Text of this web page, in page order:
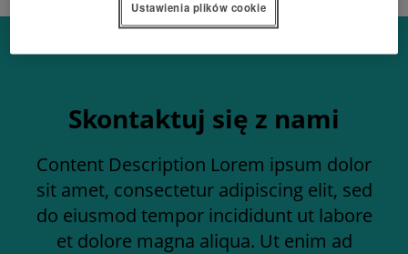
Skontaktuj się z nami
Content Description Lorem ipsum dolor
sit amet, consectetur adipiscing elit, sed
do eiusmod tempor incididunt ut labore
et dolore magna aliqua. Ut enim ad
Ustawienia plików cookie